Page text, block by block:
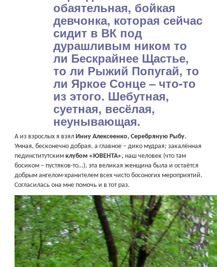
обаятельная, бойкая
девчонка, которая сейчас
сидит в ВК под
дурашливым ником то
ли Бескрайнее Щастье,
то ли Рыжий Попугай, то
ли Яркое Сонце – что-то
из этого. Шебутная,
суетная, весёлая,
неунывающая.
А из взрослых я взял Инну Алексеенко, Серебряную Рыбу.
Умная, бесконечно добрая, а главное – дико мудрая; закалённая
пединститутским клубом «ЮВЕНТА», наш человек (что там
босиком – пустяков-то…), эта великая женщина была и остаётся
добрым ангелом-хранителем всех чисто босоногих мероприятий.
Согласилась она мне помочь и в тот раз.